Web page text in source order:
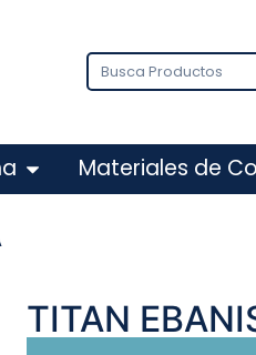
Materiales de
TITAN